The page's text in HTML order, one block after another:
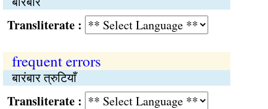
:
frequent errors
बारंबार त्रुटियाँ
: